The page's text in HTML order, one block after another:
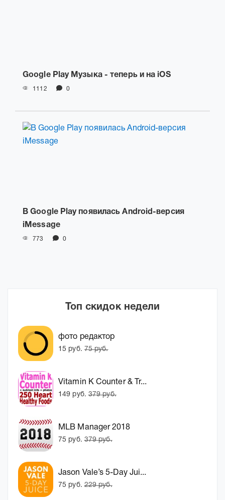
Google Play Музыка - теперь и на iOS
1112 0
В Google Play появилась Android-версия
iMessage
773 0
Топ скидок недели
фото редактор
15 руб. 75 руб.
Vitamin K Counter & Tr...
149 руб. 379 руб.
MLB Manager 2018
75 руб. 379 руб.
Jason Vale’s 5-Day Jui...
75 руб. 229 руб.